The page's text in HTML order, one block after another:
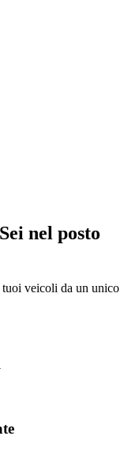
nel posto
veicoli da un unico